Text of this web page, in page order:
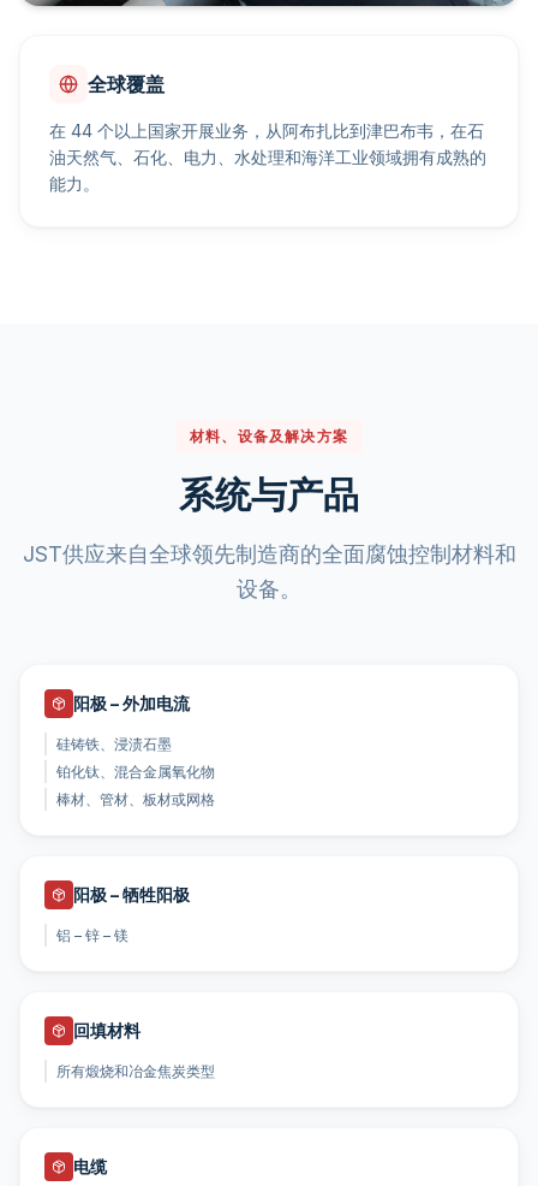
全球覆盖
在 44 个以上国家开展业务，从阿布扎比到津巴布韦，在石
油天然气、石化、电力、水处理和海洋工业领域拥有成熟的
能力。
材料、设备及解决方案
系统与产品
JST供应来自全球领先制造商的全面腐蚀控制材料和
设备。
阳极 – 外加电流
硅铸铁、浸渍石墨
铂化钛、混合金属氧化物
棒材、管材、板材或网格
阳极 – 牺牲阳极
铝 – 锌 – 镁
回填材料
所有煅烧和冶金焦炭类型
电缆